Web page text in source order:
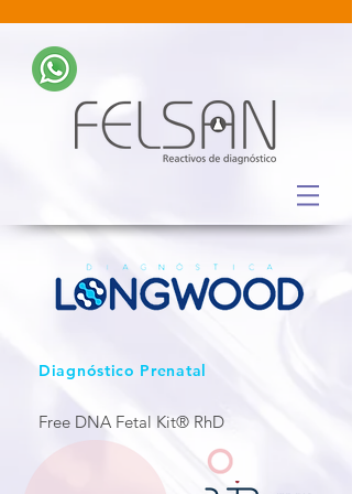
Diagnóstico Prenatal
Free DNA Fetal Kit® RhD